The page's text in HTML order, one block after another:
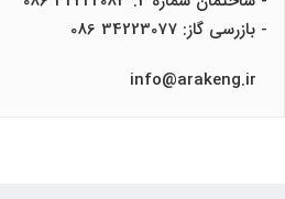
- بازرسی گاز: 34223077 086